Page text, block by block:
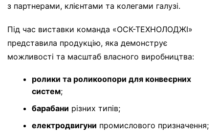
з партнерами, клієнтами та колегами галузі.
Під час виставки команда «ОСК-ТЕХНОЛОДЖІ»
представила продукцію, яка демонструє
можливості та масштаб власного виробництва:
ролики та роликоопори для конвеєрних
систем;
барабани різних типів;
електродвигуни промислового призначення;